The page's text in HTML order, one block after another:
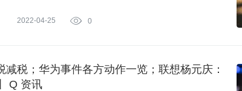
2022-04-25  0
税；华为事件各方动作一览；联想杨元庆：
Q 资讯